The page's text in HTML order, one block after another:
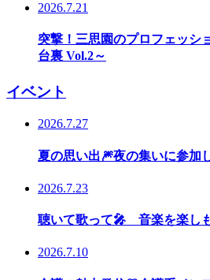
2026.7.21
突撃！三思園のプロフェッシ
台裏 Vol.2～
イベント
2026.7.27
夏の思い出🎆夜の集いに参加
2026.7.23
聴いて歌って🎤 音楽を楽し
2026.7.10